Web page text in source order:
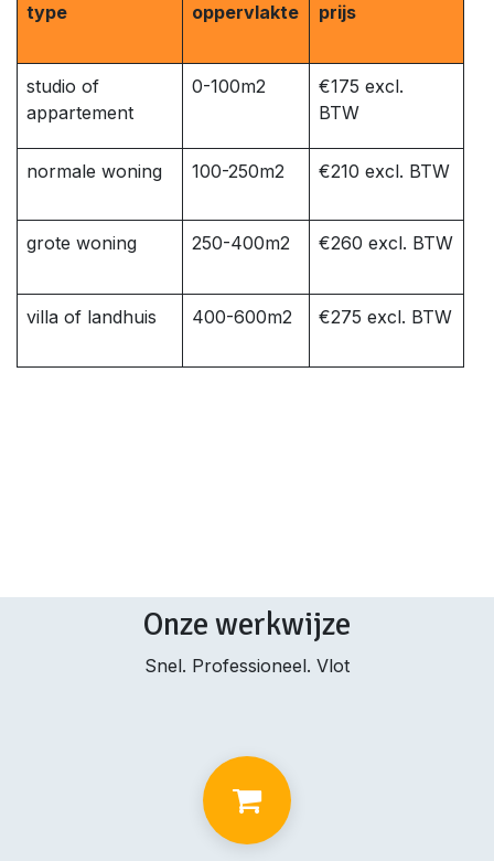
type oppervlakte prijs
studio of
appartement
0-100m2
€175 excl.
BTW
normale woning 100-250m2 €210 excl. BTW
grote woning 250-400m2 €260 excl. BTW
villa of landhuis 400-600m2 €275 excl. BTW
Onze werkwijze
Snel. Professioneel. Vlot